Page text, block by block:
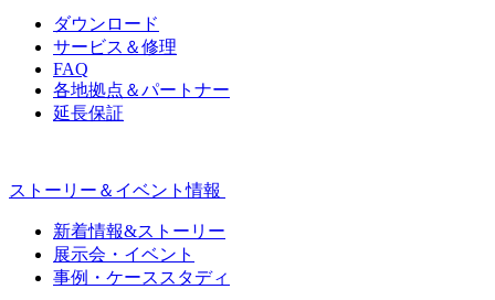
ダウンロード
サービス＆修理
FAQ
各地拠点＆パートナー
延長保証
ストーリー＆イベント情報
新着情報&ストーリー
展示会・イベント
事例・ケーススタディ